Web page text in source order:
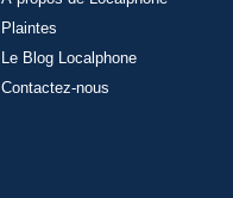
Plaintes
Le Blog Localphone
Contactez-nous